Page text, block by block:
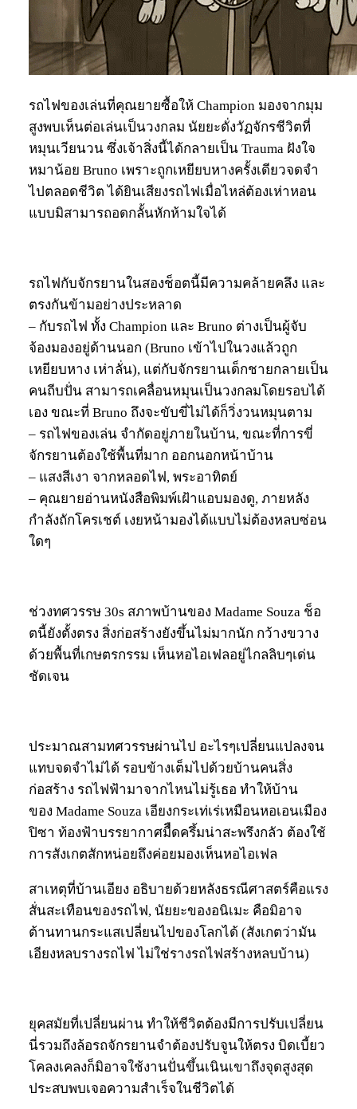
รถไฟของเล่นที่คุณยายซื้อให้ Champion มองจากมุม
สูงพบเห็นต่อเล่นเป็นวงกลม นัยยะดั่งวัฏจักรชีวิตที่
หมุนเวียนวน ซึ่งเจ้าสิ่งนี้ได้กลายเป็น Trauma ฝังใจ
หมาน้อย Bruno เพราะถูกเหยียบหางครั้งเดียวจดจำ
ไปตลอดชีวิต ได้ยินเสียงรถไฟเมื่อไหล่ต้องเห่าหอน
แบบมิสามารถอดกลั้นหักห้ามใจได้
รถไฟกับจักรยานในสองช็อตนี้มีความคล้ายคลึง และ
ตรงกันข้ามอย่างประหลาด
– กับรถไฟ ทั้ง Champion และ Bruno ต่างเป็นผู้จับ
จ้องมองอยู่ด้านนอก (Bruno เข้าไปในวงแล้วถูก
เหยียบหาง เห่าลั่น), แต่กับจักรยานเด็กชายกลายเป็น
คนถีบปั่น สามารถเคลื่อนหมุนเป็นวงกลมโดยรอบได้
เอง ขณะที่ Bruno ถึงจะขับขี่ไม่ได้ก็วิ่งวนหมุนตาม
– รถไฟของเล่น จำกัดอยู่ภายในบ้าน, ขณะที่การขี่
จักรยานต้องใช้พื้นที่มาก ออกนอกหน้าบ้าน
– แสงสีเงา จากหลอดไฟ, พระอาทิตย์
– คุณยายอ่านหนังสือพิมพ์เฝ้าแอบมองดู, ภายหลัง
กำลังถักโครเชต์ เงยหน้ามองได้แบบไม่ต้องหลบซ่อน
ใดๆ
ช่วงทศวรรษ 30s สภาพบ้านของ Madame Souza ช็อ
ตนี้ยังตั้งตรง สิ่งก่อสร้างยังขึ้นไม่มากนัก กว้างขวาง
ด้วยพื้นที่เกษตรกรรม เห็นหอไอเฟลอยู่ไกลลิบๆเด่น
ชัดเจน
ประมาณสามทศวรรษผ่านไป อะไรๆเปลี่ยนแปลงจน
แทบจดจำไม่ได้ รอบข้างเต็มไปด้วยบ้านคนสิ่ง
ก่อสร้าง รถไฟฟ้ามาจากไหนไม่รู้เธอ ทำให้บ้าน
ของ Madame Souza เอียงกระเท่เร่เหมือนหอเอนเมือง
ปิซา ท้องฟ้าบรรยากาศมืืดครึ้มน่าสะพรึงกลัว ต้องใช้
การสังเกตสักหน่อยถึงค่อยมองเห็นหอไอเฟล
สาเหตุที่บ้านเอียง อธิบายด้วยหลังธรณีศาสตร์คือแรง
สั่นสะเทือนของรถไฟ, นัยยะของอนิเมะ คือมิอาจ
ต้านทานกระแสเปลี่ยนไปของโลกได้ (สังเกตว่ามัน
เอียงหลบรางรถไฟ ไม่ใช่รางรถไฟสร้างหลบบ้าน)
ยุคสมัยที่เปลี่ยนผ่าน ทำให้ชีวิตต้องมีการปรับเปลี่ยน
นี่รวมถึงล้อรถจักรยานจำต้องปรับจูนให้ตรง บิดเบี้ยว
โคลงเคลงก็มิอาจใช้งานปั่นขึ้นเนินเขาถึงจุดสูงสุด
ประสบพบเจอความสำเร็จในชีวิตได้